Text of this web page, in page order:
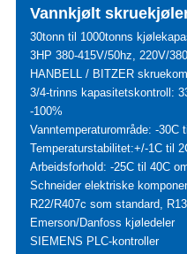
Vannkjølt
30tonn til 1000tonns
3HP 380-415V/50hz, 220V/
HANBELL / BITZER
3/4-trinns kapasitetskontroll:
-100%
Vanntemperaturområde: -30C
Temperaturstabilitet:+/-1C til
Arbeidsforhold: -25C til 40C
Schneider elektriske
R22/R407c som standard,
Emerson/Danfoss kjøledeler
SIEMENS PLC-kontroller